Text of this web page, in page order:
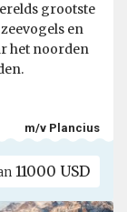
grootste
en
het noorden
m/v Plancius
11000 USD